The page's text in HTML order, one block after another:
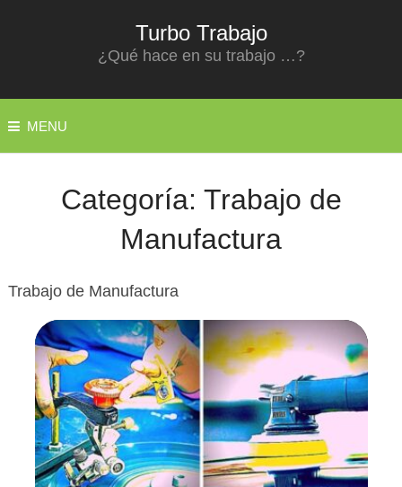
Turbo Trabajo
¿Qué hace en su trabajo …?
MENU
Categoría: Trabajo de
Manufactura
Trabajo de Manufactura